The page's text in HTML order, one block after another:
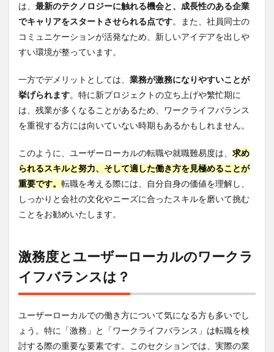
は、 最新のテクノロジーに触れる機会と、成長性のある企業
でキャリアをスタートさせられる点です。また、社員同士の
コミュニケーションが活発なため、新しいアイデアを出しや
すい環境が整っています。
一方でデメリットとしては、 業務が激務になりやすいことが
挙げられます。特に新プロジェクトの立ち上げや繁忙期に
は、残業が多くなることがあるため、ワークライフバランス
を重視する方には向いていない時期もあるかもしれません。
このように、ユーザーローカルの転職や就職難易度は、 求め
られるスキルと努力、そして適した働き方を見極めることが
重要です。 転職を考える際には、自分自身の価値を理解し、
しっかりと会社の文化やニーズに合ったスキルを磨いて挑む
ことをお勧めいたします。
激務度とユーザーローカルのワークラ
イフバランスは？
ユーザーローカルでの働き方について気になる方も多いでし
ょう。特に「激務」と「ワークライフバランス」は転職を検
討する際の重要な要素です。このセクションでは、実際の業